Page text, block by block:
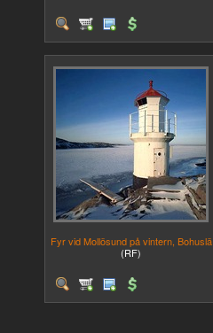
Fyr vid Mollösund på vintern, Bohuslä
(RF)